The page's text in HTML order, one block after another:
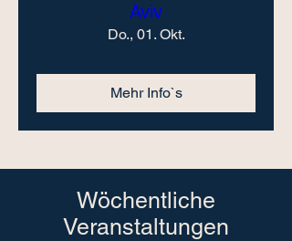
Aviv
Do., 01. Okt.
Mehr Info`s
Wöchentliche
Veranstaltungen